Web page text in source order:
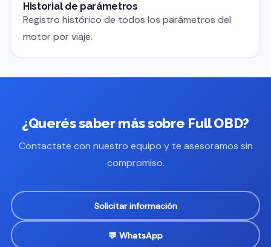
Historial de parámetros
Registro histórico de todos los parámetros del
motor por viaje.
¿Querés saber más sobre Full OBD?
Contactate con nuestro equipo y te asesoramos sin
compromiso.
Solicitar información
💬 WhatsApp